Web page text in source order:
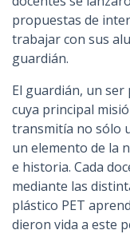
propuestas de
trabajar con sus
guardián.
El guardián, un
cuya principal
transmitía no sólo
un elemento de la
e historia. Cada
mediante las
plástico PET
dieron vida a este